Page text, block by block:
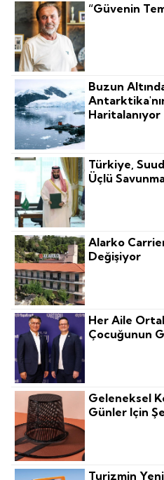
“Güvenin
Buzun
Haritalanıyor
Türkiye,
Üçlü
Alarko
Değişiyor
Her Aile
Çocuğunun
Geleneksel
Günler Için
Turizmin